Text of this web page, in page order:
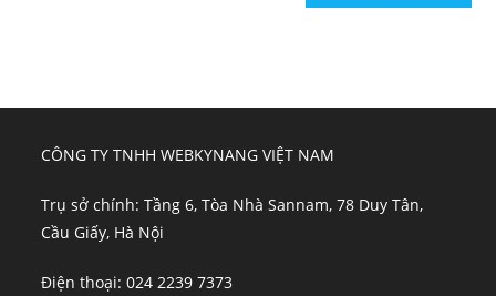
CÔNG TY TNHH WEBKYNANG VIỆT NAM
Trụ sở chính: Tầng 6, Tòa Nhà Sannam, 78 Duy Tân,
Cầu Giấy, Hà Nội
Điện thoại: 024 2239 7373